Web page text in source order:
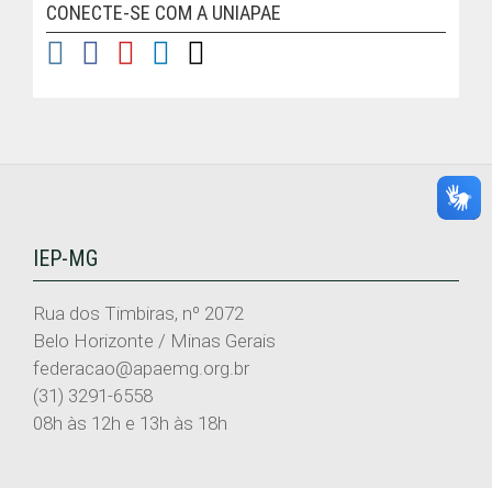
CONECTE-SE COM A UNIAPAE
IEP-MG
Rua dos Timbiras, nº 2072
Belo Horizonte / Minas Gerais
federacao@apaemg.org.br
(31) 3291-6558
08h às 12h e 13h às 18h